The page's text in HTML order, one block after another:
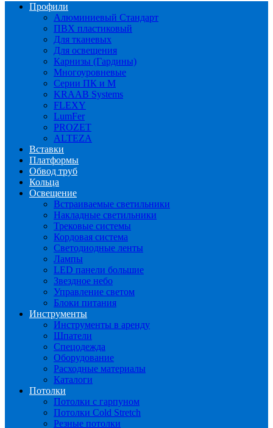
Профили
Алюминиевый Стандарт
ПВХ пластиковый
Для тканевых
Для освещения
Карнизы (Гардины)
Многоуровневые
Серии ПК и М
KRAAB Systems
FLEXY
LumFer
PROZET
ALTEZA
Вставки
Платформы
Обвод труб
Кольца
Освещение
Встраиваемые светильники
Накладные светильники
Трековые системы
Кордовая система
Светодиодные ленты
Лампы
LED панели большие
Звездное небо
Управление светом
Блоки питания
Инструменты
Инструменты в аренду
Шпатели
Спецодежда
Оборудование
Расходные материалы
Каталоги
Потолки
Потолки с гарпуном
Потолки Cold Stretch
Резные потолки